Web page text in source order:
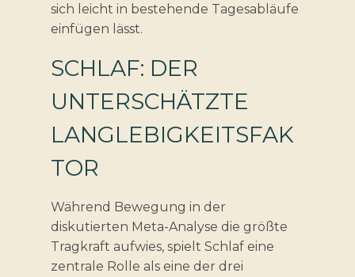
sich leicht in bestehende Tagesabläufe
einfügen lässt.
SCHLAF: DER
UNTERSCHÄTZTE
LANGLEBIGKEITSFAK
TOR
Während Bewegung in der
diskutierten Meta-Analyse die größte
Tragkraft aufwies, spielt Schlaf eine
zentrale Rolle als eine der drei